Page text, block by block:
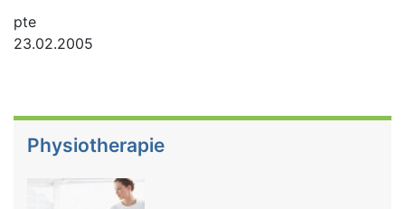
pte
23.02.2005
Physiotherapie